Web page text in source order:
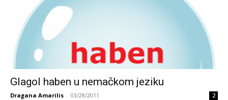
Glagol haben u nemačkom jeziku
Dragana Amarilis - 03/28/2011 2